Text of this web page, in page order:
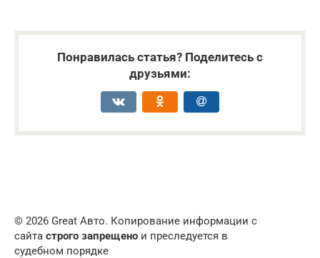
Понравилась статья? Поделитесь с
друзьями:
© 2026 Great Авто. Копирование информации с
сайта строго запрещено и преследуется в
судебном порядке